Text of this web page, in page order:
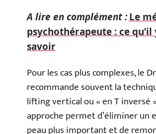
A lire en complément :Le
psychothérapeute : ce qu’il
savoir
Pour les cas plus complexes, le
recommande souvent la
lifting vertical ou « en T inversé
approche permet d’éliminer un
peau plus important et de